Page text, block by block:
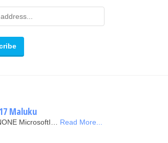
Maluku
MicrosoftI… Read More...